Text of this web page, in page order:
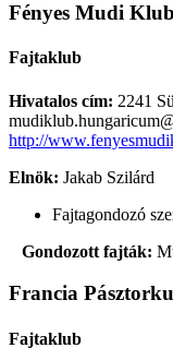
Fényes Mudi Klub
Fajtaklub
Hivatalos cím: 2241
http://
Elnök: Jakab Szilárd
Fajtagondozó
Gondozott fajták:
Francia
Fajtaklub